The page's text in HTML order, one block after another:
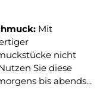
Mit
nicht
Sie diese
bis abends...